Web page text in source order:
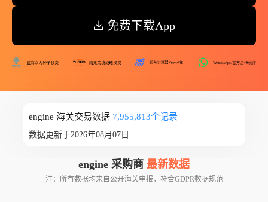
免费下载App
engine 海关交易数据 7,955,813个记录
数据更新于2026年08月07日
engine 采购商 最新数据
注：所有数据均来自公开海关申报，符合GDPR数据规范